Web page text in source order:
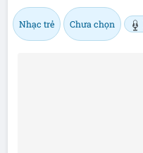
Nhạc trẻ Chưa chọn